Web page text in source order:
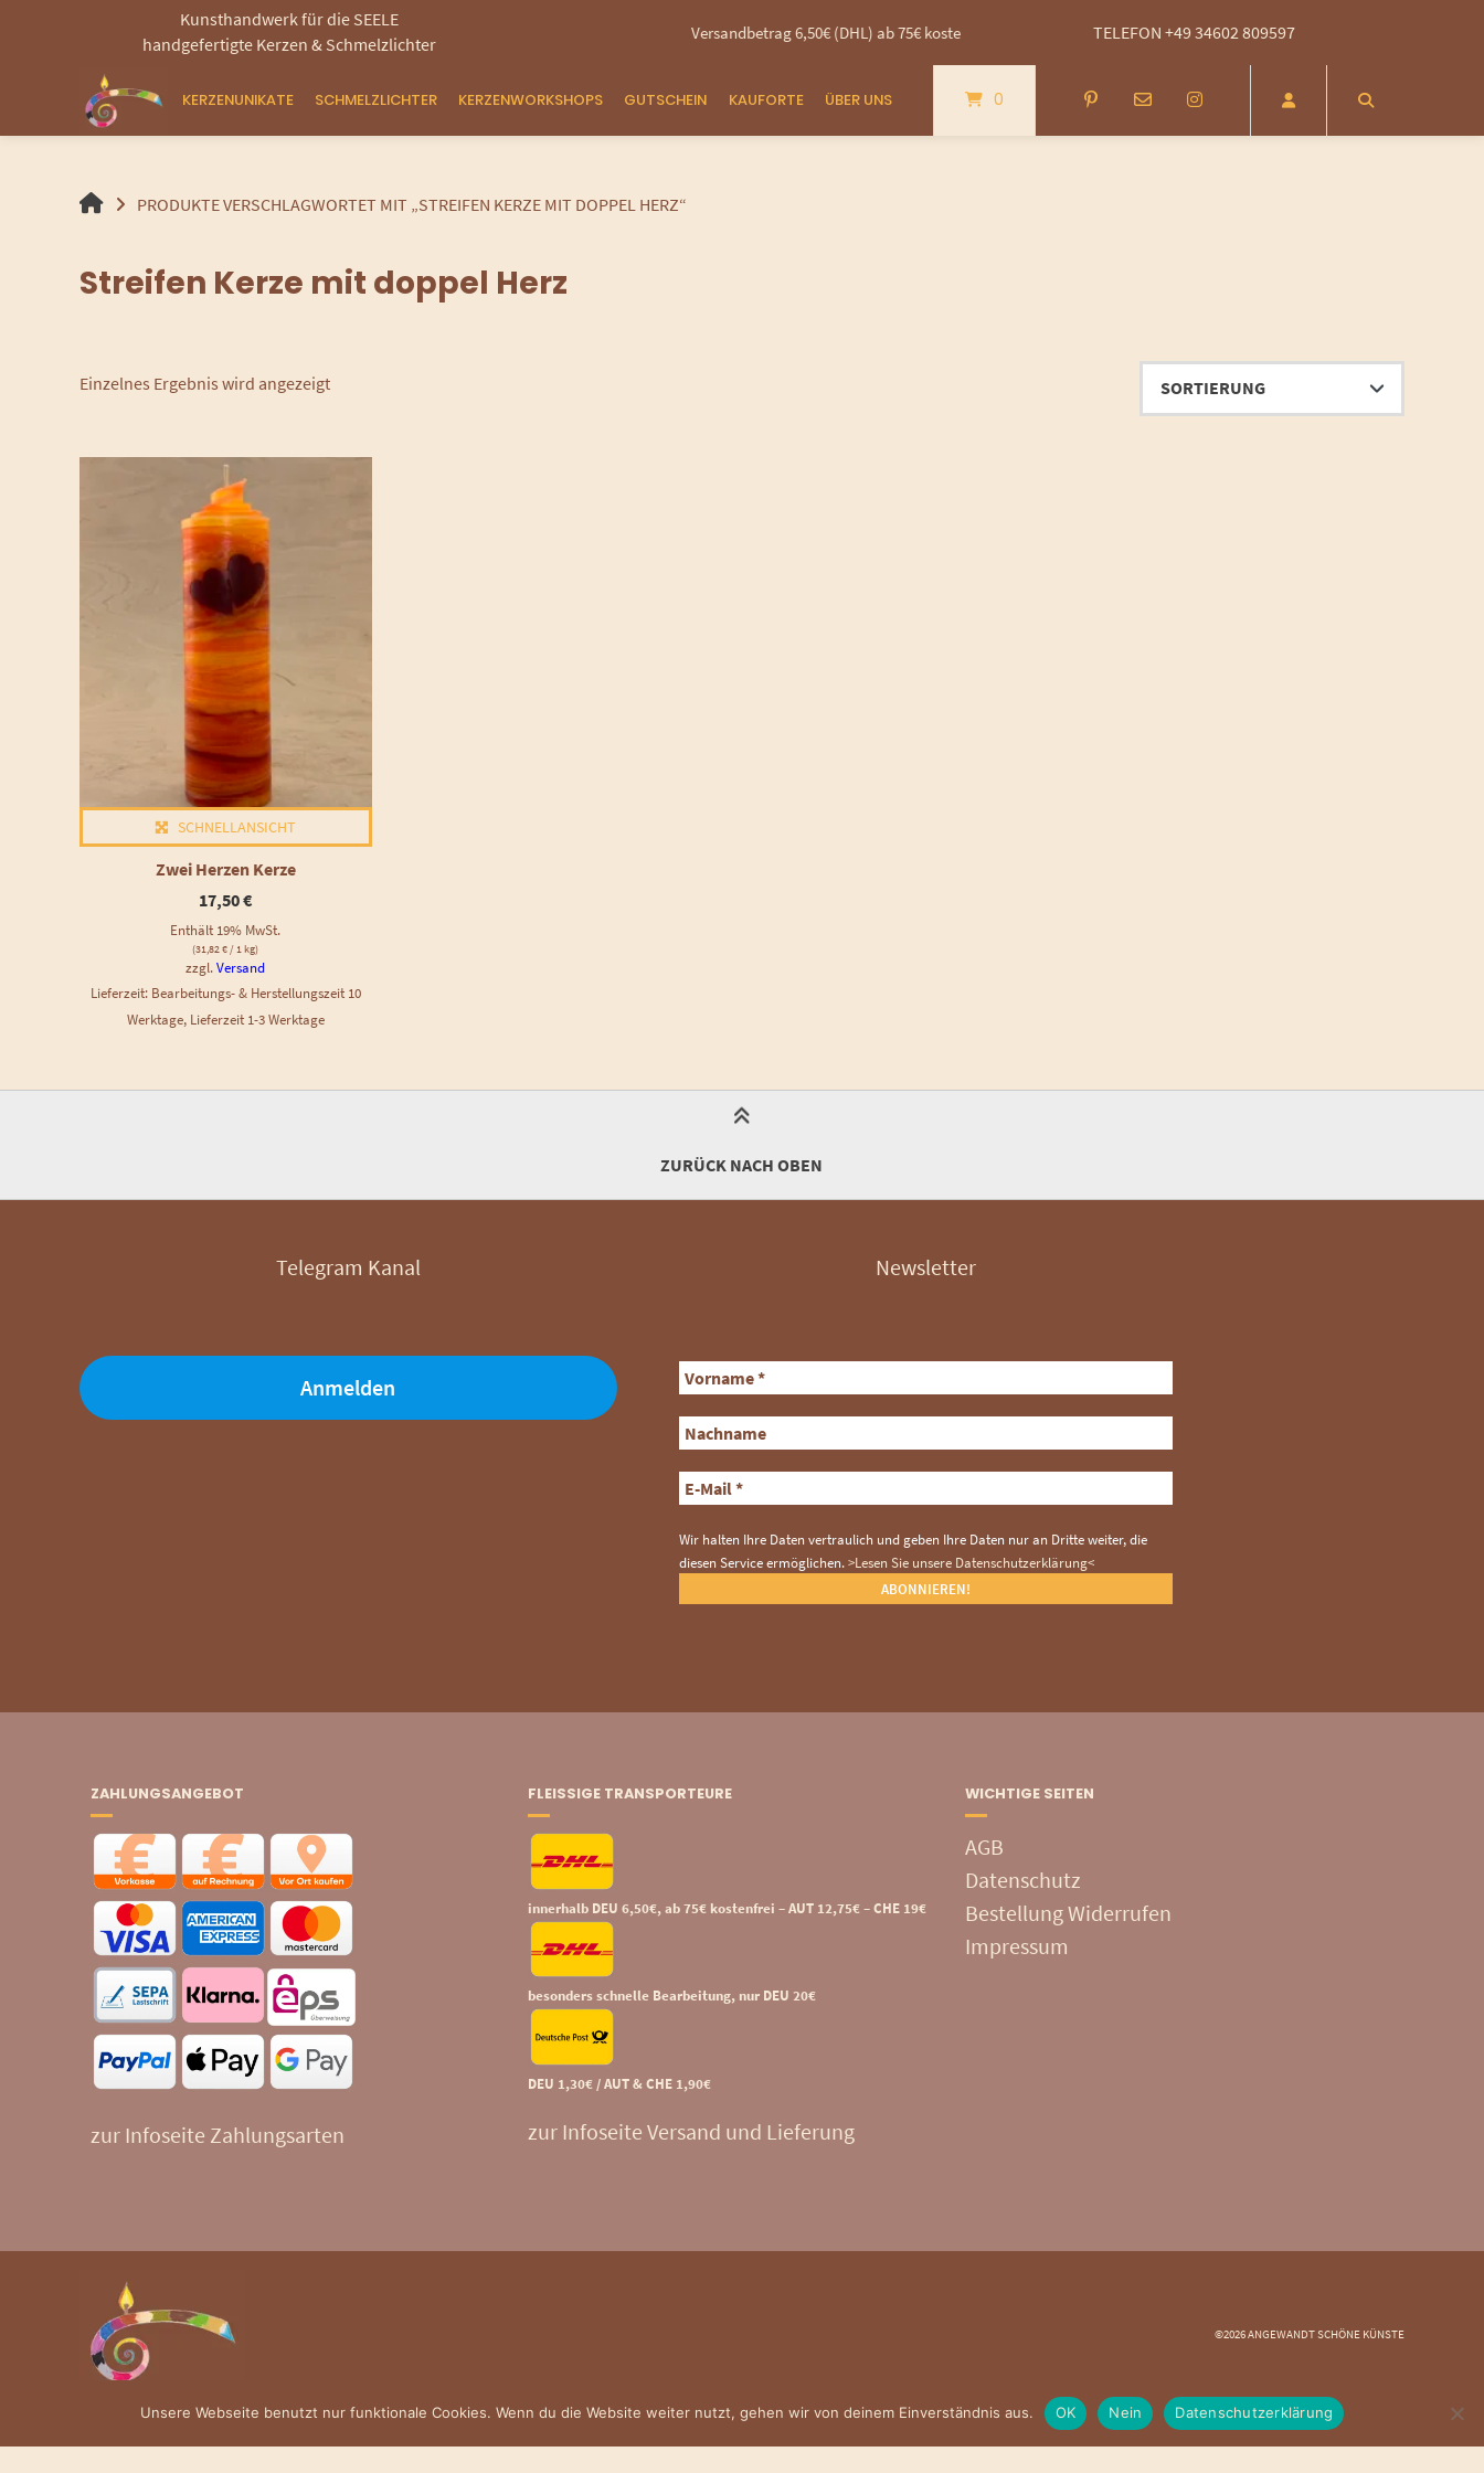
Kunsthandwerk für die SEELE
handgefertigte Kerzen & Schmelzlichter
Versandbetrag 6,50€ (DHL) ab 75€ kostenfrei - 14 Tage Rückgabezeit - kostenlose Rücksendung innerhalb von DEU
TELEFON +49 34602 809597
KERZENUNIKATE SCHMELZLICHTER KERZENWORKSHOPS GUTSCHEIN KAUFORTE ÜBER UNS 0
HANDGEMACHTE
UND
PRODUKTE VERSCHLAGWORTET MIT „STREIFEN KERZE MIT DOPPEL HERZ“
Streifen Kerze mit doppel Herz
Einzelnes Ergebnis wird angezeigt
SCHNELLANSICHT
Zwei Herzen Kerze
17,50€
Enthält 19% MwSt.
(31,82€/ 1 kg)
zzgl.Versand
Lieferzeit: Bearbeitungs- & Herstellungszeit 10
Werktage, Lieferzeit 1-3 Werktage
ZURÜCK NACH OBEN
Telegram Kanal
Anmelden
Newsletter
Wir halten Ihre Daten vertraulich und geben Ihre Daten nur an Dritte weiter, die
diesen Service ermöglichen.>Lesen Sie unsere Datenschutzerklärung<
ZAHLUNGSANGEBOT
zur Infoseite Zahlungsarten
FLEISSIGE TRANSPORTEURE
innerhalb DEU 6,50€, ab 75€ kostenfrei – AUT 12,75€ – CHE 19€
besonders schnelle Bearbeitung, nur DEU 20€
DEU 1,30€ / AUT & CHE 1,90€
zur Infoseite Versand und Lieferung
WICHTIGE SEITEN
AGB
Datenschutz
Bestellung Widerrufen
Impressum
©2026 ANGEWANDT SCHÖNE KÜNSTE
Unsere Webseite benutzt nur funktionale Cookies. Wenn du die Website weiter nutzt, gehen wir von deinem Einverständnis aus. OK Nein Datenschutzerklärung